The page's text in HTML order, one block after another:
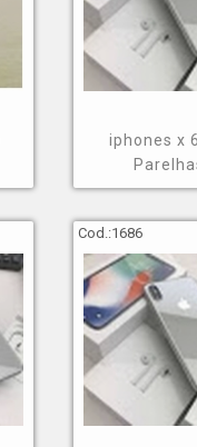
iphones x
Cod.:1686